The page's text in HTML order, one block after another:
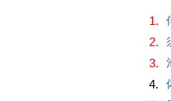
1.
2.
3.
4.